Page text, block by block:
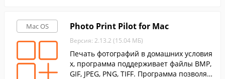
Mac OS Photo Print Pilot for Mac
Версия: 2.13.2 (15.04 МБ)
Печать фотографий в домашних условия
х, программа поддерживает файлы BMP,
GIF, JPEG, PNG, TIFF. Программа позволяе